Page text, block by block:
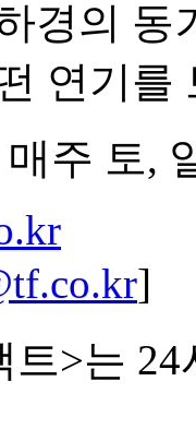
경의 동
연기를
주 토,
]
트>는